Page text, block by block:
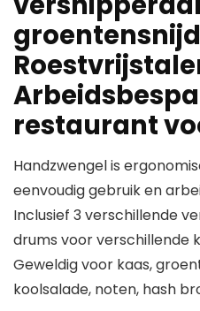
restaurant
Handzwengel is
eenvoudig gebruik en
Inclusief 3 verschillende
drums voor verschillende
Geweldig voor kaas,
koolsalade, noten, hash